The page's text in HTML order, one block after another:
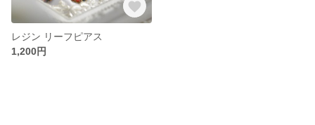
レジン リーフピアス
1,200円